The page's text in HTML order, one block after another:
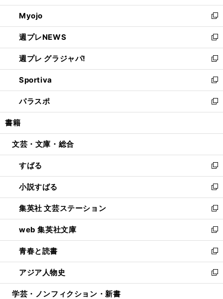
開
く
ウ
で
開
く
ン
ド
ウ
で
開
く
ウ
ィ
ン
ド
ウ
で
開
く
Myojo
新
し
い
ウ
ィ
ン
ド
ウ
で
開
週プレNEWS
新
し
い
ウ
ィ
ン
ド
ウ
開
週プレ グラジャパ!
新
し
い
ウ
ィ
ン
ウ
開
く
Sportiva
新
し
い
ウ
ン
ウ
で
開
く
パラスポ
新
し
ウ
ン
ド
ウ
で
開
く
書籍
文芸・文庫・総合
すばる
新
し
い
ウ
ィ
ン
ド
ウ
で
開
く
小説すばる
新
し
い
ウ
ィ
ン
ド
ウ
で
開
集英社 文芸ステーション
新
し
い
ウ
ィ
ン
ド
ウ
web 集英社文庫
新
し
い
ウ
ィ
ン
青春と読書
新
し
い
ウ
アジア人物史
新
し
学芸・ノンフィクション・新書